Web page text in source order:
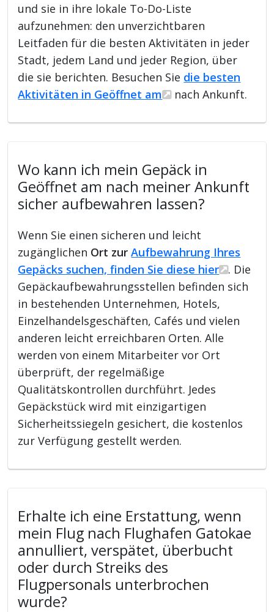
und sie in ihre lokale To-Do-Liste
aufzunehmen: den unverzichtbaren
Leitfaden für die besten Aktivitäten in jeder
Stadt, jedem Land und jeder Region, über
die sie berichten. Besuchen Sie die besten
Aktivitäten in Geöffnet am
nach Ankunft.
Wo kann ich mein Gepäck in
Geöffnet am nach meiner Ankunft
sicher aufbewahren lassen?
Wenn Sie einen sicheren und leicht
zugänglichen Ort zurAufbewahrung Ihres
Gepäcks suchen, finden Sie diese hier
. Die
Gepäckaufbewahrungsstellen befinden sich
in bestehenden Unternehmen, Hotels,
Einzelhandelsgeschäften, Cafés und vielen
anderen leicht erreichbaren Orten. Alle
werden von einem Mitarbeiter vor Ort
überprüft, der regelmäßige
Qualitätskontrollen durchführt. Jedes
Gepäckstück wird mit einzigartigen
Sicherheitssiegeln gesichert, die kostenlos
zur Verfügung gestellt werden.
Erhalte ich eine Erstattung, wenn
mein Flug nach Flughafen Gatokae
annulliert, verspätet, überbucht
oder durch Streiks des
Flugpersonals unterbrochen
wurde?